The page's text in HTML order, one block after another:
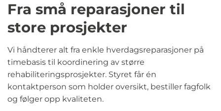
Fra små reparasjoner til
store prosjekter
Vi håndterer alt fra enkle hverdagsreparasjoner på
timebasis til koordinering av større
rehabiliteringsprosjekter. Styret får én
kontaktperson som holder oversikt, bestiller fagfolk
og følger opp kvaliteten.